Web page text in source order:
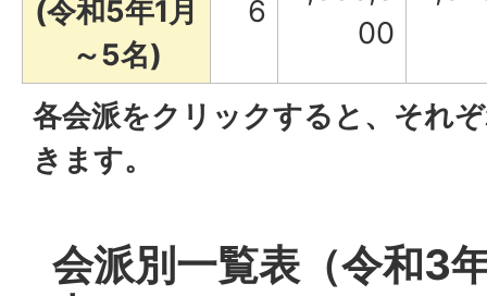
(令和5年1月
～5名)
6
00
各会派をクリックすると、それ
きます。
会派別一覧表（令和3